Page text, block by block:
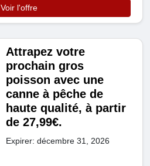
Voir l'offre
Attrapez votre
prochain gros
poisson avec une
canne à pêche de
haute qualité, à partir
de 27,99€.
Expirer: décembre 31, 2026